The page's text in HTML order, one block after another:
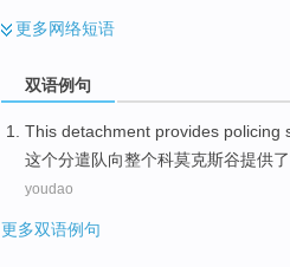
更多网络短语
双语例句
This detachment provides policing
这个分遣队向整个科莫克斯谷提供了
youdao
更多双语例句